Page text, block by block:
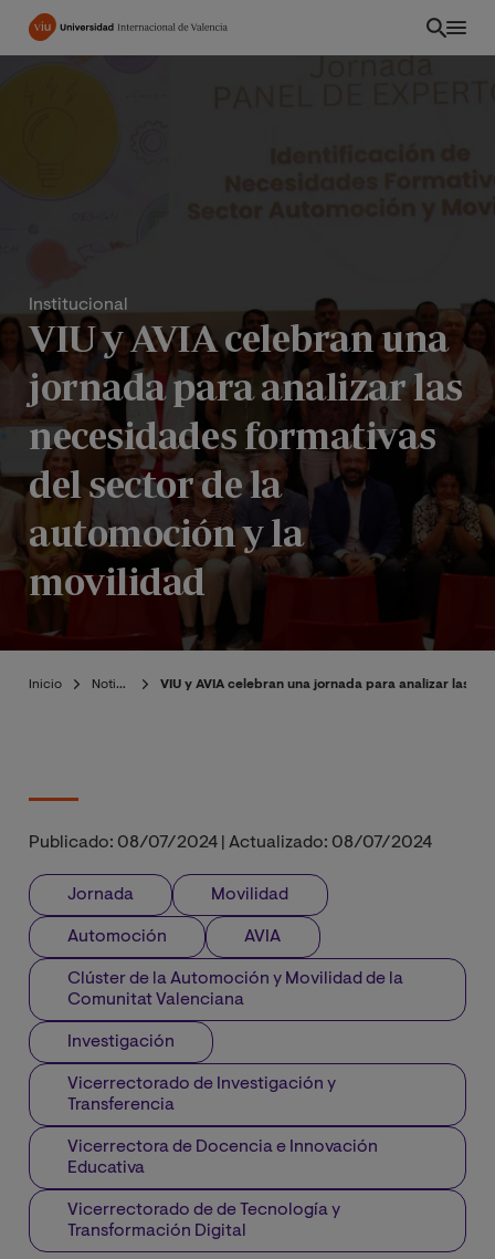
Pasar
contenido
CO
Institucional
VIU y AVIA celebran una
jornada para analizar las
necesidades formativas
del sector de la
automoción y la
movilidad
Inicio Noticias VIU y AVIA celebran una jornada para analizar las
Publicado: 08/07/2024 Actualizado: 08/07/2024
Jornada Movilidad
Automoción AVIA
Clúster de la Automoción y Movilidad de la
Comunitat Valenciana
Investigación
Vicerrectorado de Investigación y
Transferencia
Vicerrectora de Docencia e Innovación
Educativa
Vicerrectorado de de Tecnología y
Transformación Digital